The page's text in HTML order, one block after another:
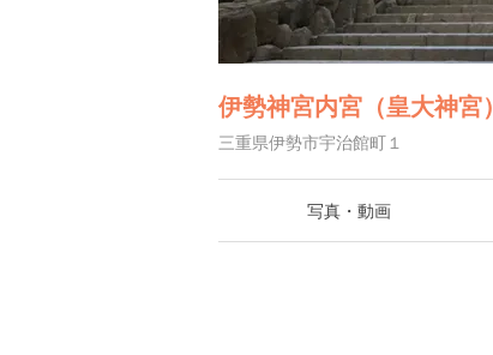
伊勢神宮内宮（皇大神宮）
三重県伊勢市宇治館町１
写真・動画